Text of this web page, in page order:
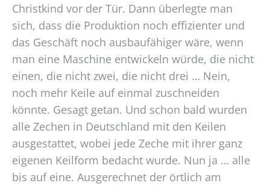
Christkind vor der Tür. Dann überlegte man
sich, dass die Produktion noch effizienter und
das Geschäft noch ausbaufähiger wäre, wenn
man eine Maschine entwickeln würde, die nicht
einen, die nicht zwei, die nicht drei … Nein,
noch mehr Keile auf einmal zuschneiden
könnte. Gesagt getan. Und schon bald wurden
alle Zechen in Deutschland mit den Keilen
ausgestattet, wobei jede Zeche mit ihrer ganz
eigenen Keilform bedacht wurde. Nun ja … alle
bis auf eine. Ausgerechnet der örtlich am